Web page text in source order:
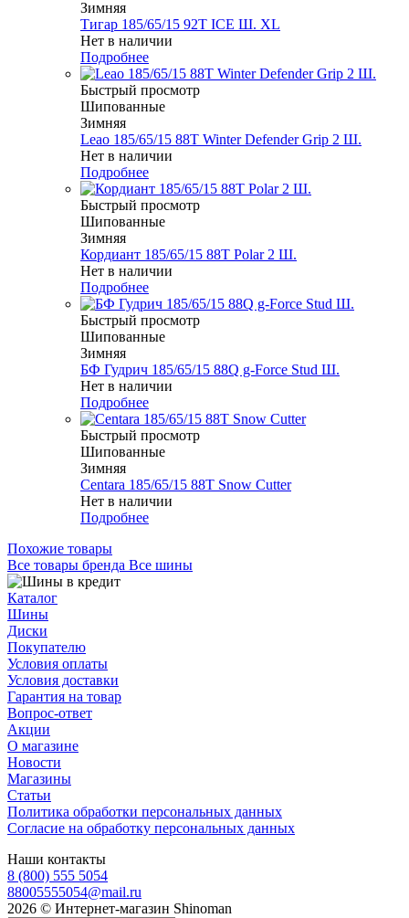
Зимняя
Тигар 185/65/15 92T ICE Ш. XL
Нет в наличии
Подробнее
Быстрый просмотр
Шипованные
Зимняя
Leao 185/65/15 88T Winter Defender Grip 2 Ш.
Нет в наличии
Подробнее
Быстрый просмотр
Шипованные
Зимняя
Кордиант 185/65/15 88T Polar 2 Ш.
Нет в наличии
Подробнее
Быстрый просмотр
Шипованные
Зимняя
БФ Гудрич 185/65/15 88Q g-Force Stud Ш.
Нет в наличии
Подробнее
Быстрый просмотр
Шипованные
Зимняя
Centara 185/65/15 88T Snow Cutter
Нет в наличии
Подробнее
Похожие товары
Все товары бренда Все шины
Каталог
Шины
Диски
Покупателю
Условия оплаты
Условия доставки
Гарантия на товар
Вопрос-ответ
Акции
О магазине
Новости
Магазины
Статьи
Политика обработки персональных данных
Согласие на обработку персональных данных
Наши контакты
8 (800) 555 5054
88005555054@mail.ru
2026 © Интернет-магазин Shinoman